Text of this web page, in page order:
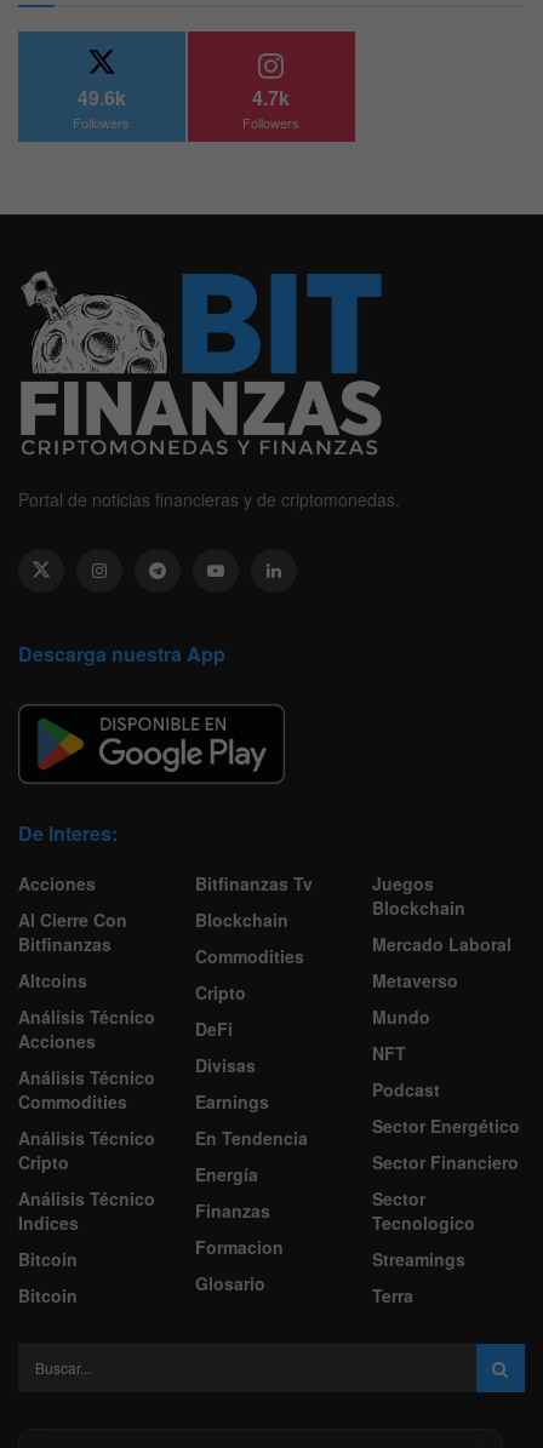
49.6k
Followers
4.7k
Followers
Portal de noticias financieras y de criptomonedas.
Descarga nuestra App
De Interes:
Acciones
Al Cierre Con
Bitfinanzas
Altcoins
Análisis Técnico
Acciones
Análisis Técnico
Commodities
Análisis Técnico
Cripto
Análisis Técnico
Indices
Bitcoin
Bitcoin
Bitfinanzas Tv
Blockchain
Commodities
Cripto
DeFi
Divisas
Earnings
En Tendencia
Energía
Finanzas
Formacion
Glosario
Juegos
Blockchain
Mercado Laboral
Metaverso
Mundo
NFT
Podcast
Sector Energético
Sector Financiero
Sector
Tecnologico
Streamings
Terra